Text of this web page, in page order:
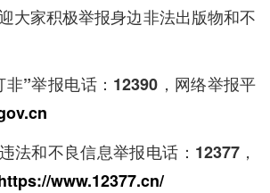
大家积极举报身边非法出版物和不
非”举报电话：12390，网络举报平
法和不良信息举报电话：12377，
www.12377.cn/